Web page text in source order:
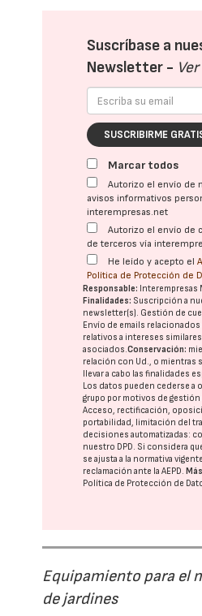
Suscríbase a
Newsletter -
SUSCRIBIRME
Marcar todos
Autorizo el envío de
avisos informativos
interempresas.net
Autorizo el envío de
de terceros vía
He leído y acepto el
Política de Protección de
Responsable: Interempresas
Finalidades: Suscripción a
newsletter(s). Gestión de
Envío de emails relacionados
relativos a intereses
asociados.Conservación:
relación con Ud., o mientras
llevar a cabo las finalidades
Los datos pueden cederse a
grupo por motivos de gestión
Acceso, rectificación,
portabilidad, limitación del
decisiones automatizadas:
nuestro DPD. Si considera
se ajusta a la normativa
reclamación ante laAEPD.
Política de Protección de
Equipamiento para el
de jardines